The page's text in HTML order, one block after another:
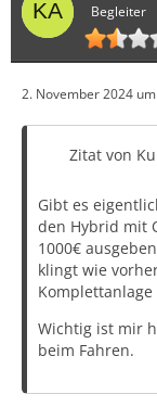
Begleiter
2. November 2024
Zitat von
Gibt es
den Hybrid mit
1000€
klingt wie
Wichtig ist mir
beim Fahren.